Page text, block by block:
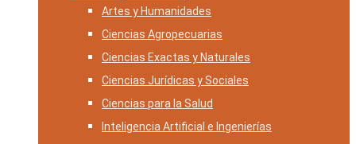
Artes y Humanidades
Ciencias Agropecuarias
Ciencias Exactas y Naturales
Ciencias Jurídicas y Sociales
Ciencias para la Salud
Inteligencia Artificial e Ingenierías